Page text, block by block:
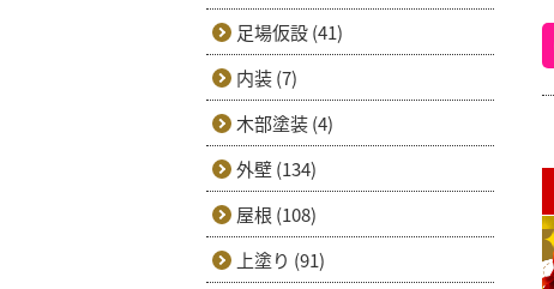
足場仮設 (41)
内装 (7)
木部塗装 (4)
外壁 (134)
屋根 (108)
上塗り (91)